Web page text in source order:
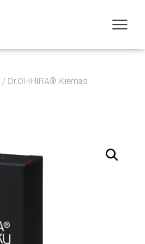
O
/ Dr.OHHIRA® Kremas